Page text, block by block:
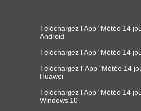
Téléchargez l'App "Météo 14
Android
Téléchargez l'App "Météo 14
Téléchargez l´App "Météo 14
Huawei
Téléchargez l'App "Météo 14
Windows 10